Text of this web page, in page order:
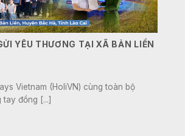
YÊU THƯƠNG TẠI XÃ BẢN LIỀN
Vietnam (HoliVN) cùng toàn bộ
đồng [...]